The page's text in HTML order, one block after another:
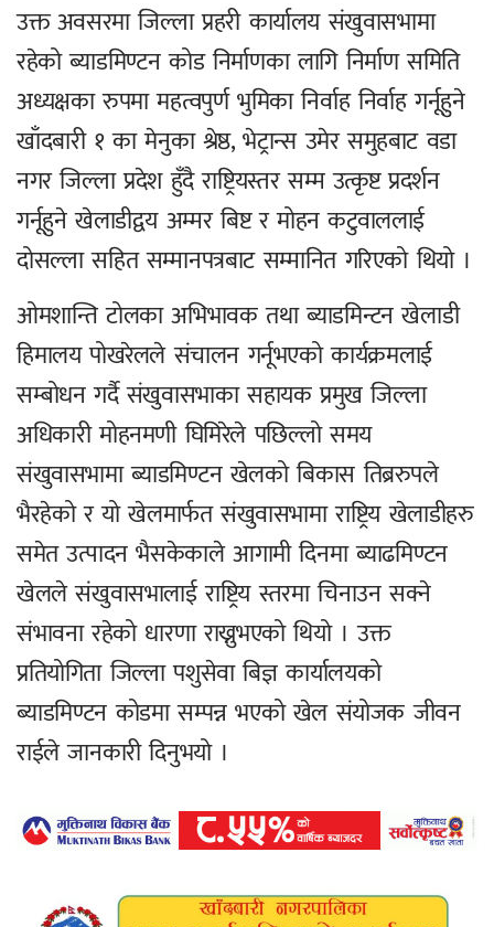
उक्त अवसरमा जिल्ला प्रहरी कार्यालय संखुवासभामा
रहेको ब्याडमिण्टन कोड निर्माणका लागि निर्माण समिति
अध्यक्षका रुपमा महत्वपुर्ण भुमिका निर्वाह निर्वाह गर्नूहुने
खाँदबारी १ का मेनुका श्रेष्ठ, भेट्रान्स उमेर समुहबाट वडा
नगर जिल्ला प्रदेश हुँदै राष्ट्रियस्तर सम्म उत्कृष्ट प्रदर्शन
गर्नूहुने खेलाडीद्वय अम्मर बिष्ट र मोहन कटुवाललाई
दोसल्ला सहित सम्मानपत्रबाट सम्मानित गरिएको थियो ।
ओमशान्ति टोलका अभिभावक तथा ब्याडमिन्टन खेलाडी
हिमालय पोखरेलले संचालन गर्नूभएको कार्यक्रमलाई
सम्बोधन गर्दै संखुवासभाका सहायक प्रमुख जिल्ला
अधिकारी मोहनमणी घिमिरेले पछिल्लो समय
संखुवासभामा ब्याडमिण्टन खेलको बिकास तिब्ररुपले
भैरहेको र यो खेलमार्फत संखुवासभामा राष्ट्रिय खेलाडीहरु
समेत उत्पादन भैसकेकाले आगामी दिनमा ब्याढमिण्टन
खेलले संखुवासभालाई राष्ट्रिय स्तरमा चिनाउन सक्ने
संभावना रहेको धारणा राख्नुभएको थियो । उक्त
प्रतियोगिता जिल्ला पशुसेवा बिज्ञ कार्यालयको
ब्याडमिण्टन कोडमा सम्पन्न भएको खेल संयोजक जीवन
राईले जानकारी दिनुभयो ।